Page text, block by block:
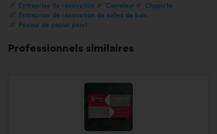
Entreprise de rénovation
Carreleur
Chapiste
Entreprise de rénovation de salles de bain
Poseur de papier peint
Professionnels similaires